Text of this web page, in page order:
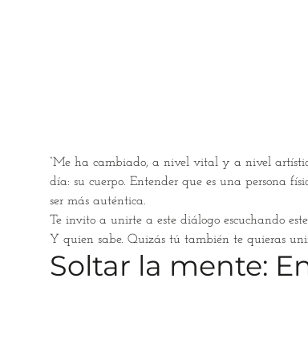
“Me ha cambiado, a nivel vital y a nivel
día: su cuerpo. Entender que es una persona
ser más auténtica.
Te invito a unirte a este diálogo escuchando
Y quien sabe. Quizás tú también te quieras
Soltar la mente: